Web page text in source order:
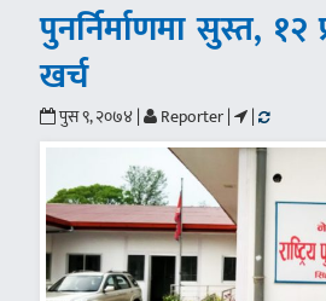
पुनर्निर्माणमा सुस्त, १२
खर्च
पुस ९, २०७४ | Reporter | |